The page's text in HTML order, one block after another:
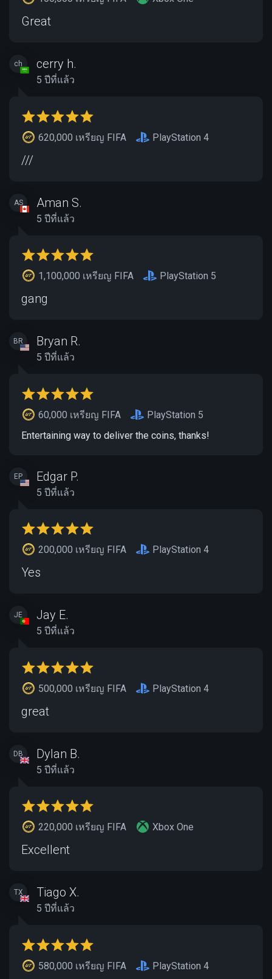
Great
ch cerry h.
5 ปีที่แล้ว
620,000 เหรียญ FIFA PlayStation 4
///
AS Aman S.
5 ปีที่แล้ว
1,100,000 เหรียญ FIFA PlayStation 5
gang
BR Bryan R.
5 ปีที่แล้ว
60,000 เหรียญ FIFA
PlayStation 5
Entertaining way to deliver the coins, thanks!
EP Edgar P.
5 ปีที่แล้ว
200,000 เหรียญ FIFA PlayStation 4
Yes
JE Jay E.
5 ปีที่แล้ว
500,000 เหรียญ FIFA PlayStation 4
great
DB Dylan B.
5 ปีที่แล้ว
220,000 เหรียญ FIFA Xbox One
Excellent
TX Tiago X.
5 ปีที่แล้ว
580,000 เหรียญ FIFA PlayStation 4